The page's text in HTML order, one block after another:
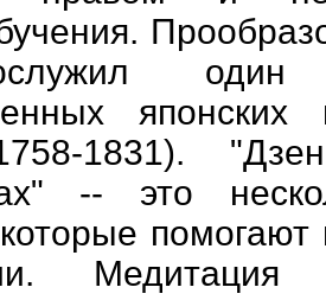
японских
1831).
-- это
помогают